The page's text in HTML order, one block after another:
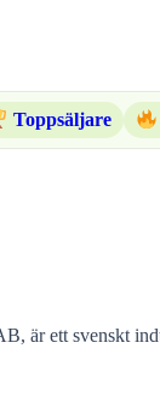
Toppsäljare
är ett svenskt